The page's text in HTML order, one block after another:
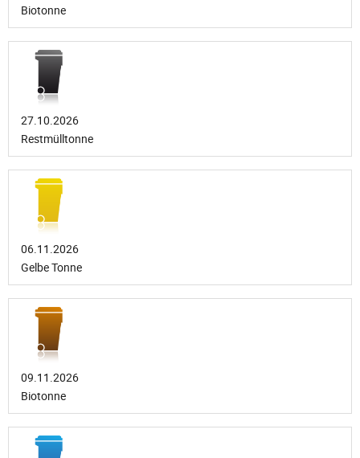
Biotonne
27.10.2026
Restmülltonne
06.11.2026
Gelbe Tonne
09.11.2026
Biotonne